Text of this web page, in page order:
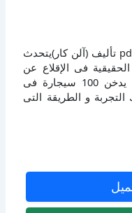
الطريقة السهلة للإقلاع عن التدخين pdf تأليف (آلن كار)يتحدث
فى الإقلاع عن
التدخين، بعدما استمر لفترة طويلة يدخن 100 سيجارة فى
و الطريقة التى